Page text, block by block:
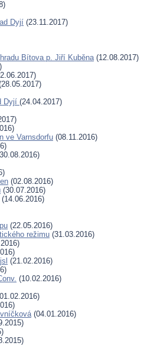
Dyjí (23.11.2017)
Bítova p. Jiří Kuběna(12.08.2017)
Dyjí (24.04.2017)
ve Varnsdorfu (08.11.2016)
(02.08.2016)
(30.07.2016)
(14.06.2016)
(22.05.2016)
režimu (31.03.2016)
(21.02.2016)
(10.02.2016)
(04.01.2016)